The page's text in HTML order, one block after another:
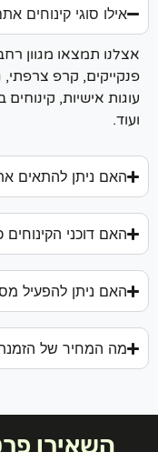
אילו סוגי קינוחים אתם
תמצאו מגוון רחב של
קרפ צרפתי,
אישיות, קינוחים
האם ניתן להתאים את
האם דוכני הקינוחים
האם ניתן להפעיל
מה המחיר של הזמנת
השאירו